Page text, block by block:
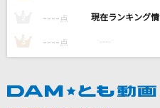
Official髭男dism
河合その子
---- 点 ----
3 ---- 点 ----